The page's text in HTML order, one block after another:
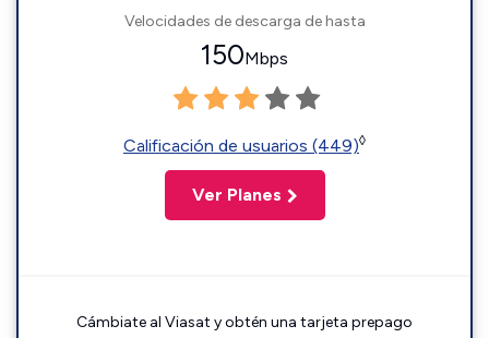
Velocidades de descarga de hasta
150Mbps
Calificación de usuarios (449)◊
Ver Planes
Cámbiate al Viasat y obtén una tarjeta prepago